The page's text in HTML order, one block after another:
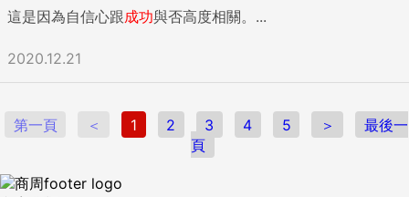
這是因為自信心跟成功與否高度相關。...
2020.12.21
第一頁 ＜ 1 2 3 4 5 ＞
最後一
頁